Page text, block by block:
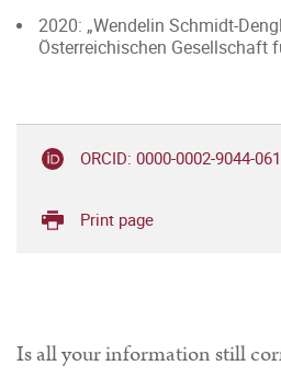
2020: „Wendelin Schmidt-
Österreichischen Gesellschaft
ORCID: 0000-0002-9044-
Print page
Is all your information still